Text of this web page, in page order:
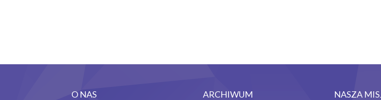
O NAS ARCHIWUM NASZA